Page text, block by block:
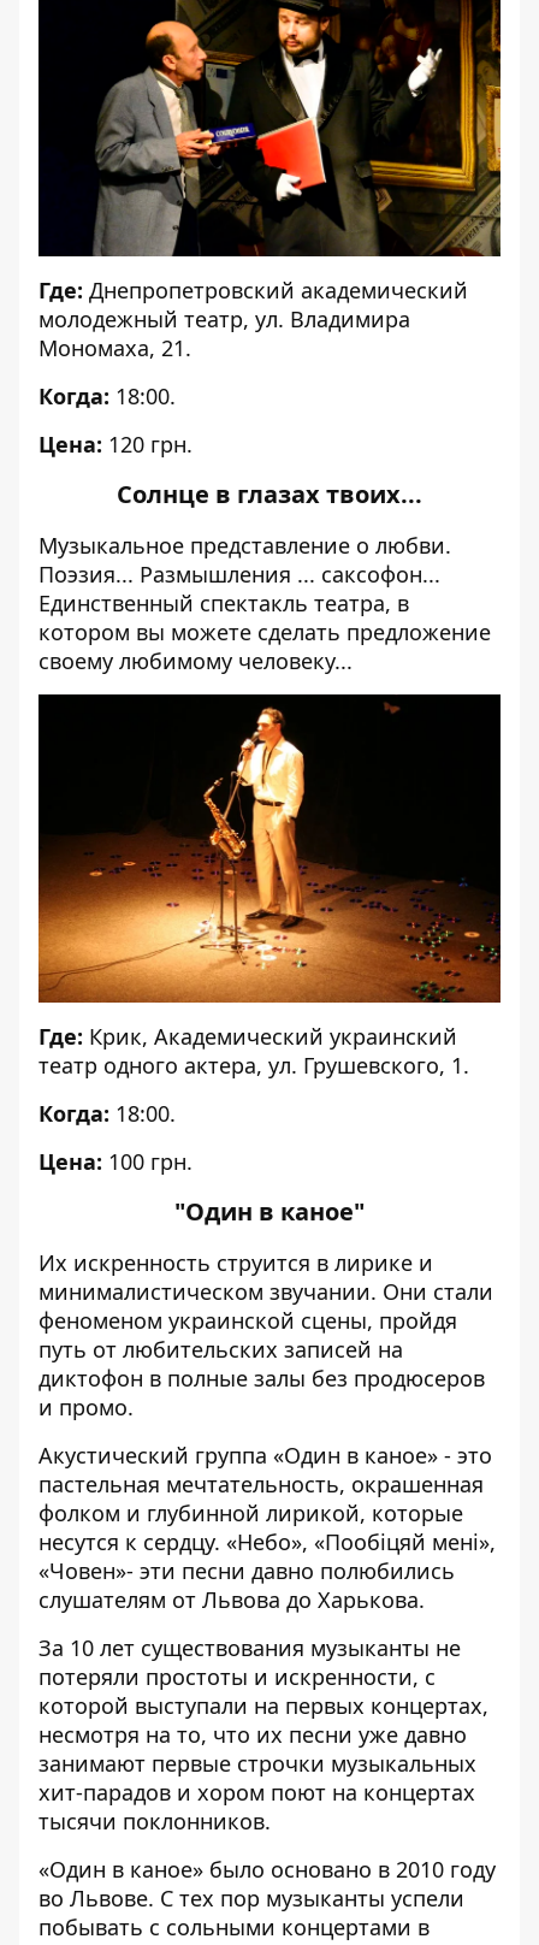
Где: Днепропетровский академический
молодежный театр, ул. Владимира
Мономаха, 21.
Когда: 18:00.
Цена: 120 грн.
Солнце в глазах твоих...
Музыкальное представление о любви.
Поэзия... Размышления ... саксофон...
Единственный спектакль театра, в
котором вы можете сделать предложение
своему любимому человеку...
Где: Крик, Академический украинский
театр одного актера, ул. Грушевского, 1.
Когда: 18:00.
Цена: 100 грн.
"Один в каное"
Их искренность струится в лирике и
минималистическом звучании. Они стали
феноменом украинской сцены, пройдя
путь от любительских записей на
диктофон в полные залы без продюсеров
и промо.
Акустический группа «Один в каное» - это
пастельная мечтательность, окрашенная
фолком и глубинной лирикой, которые
несутся к сердцу. «Небо», «Пообіцяй мені»,
«Човен»- эти песни давно полюбились
слушателям от Львова до Харькова.
За 10 лет существования музыканты не
потеряли простоты и искренности, с
которой выступали на первых концертах,
несмотря на то, что их песни уже давно
занимают первые строчки музыкальных
хит-парадов и хором поют на концертах
тысячи поклонников.
«Один в каное» было основано в 2010 году
во Львове. С тех пор музыканты успели
побывать с сольными концертами в